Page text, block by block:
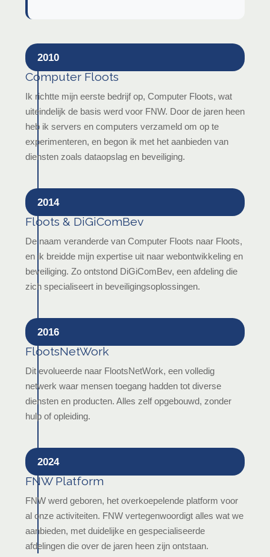
2010
Computer Floots
Ik richtte mijn eerste bedrijf op, Computer Floots, wat
uiteindelijk de basis werd voor FNW. Door de jaren heen
heb ik servers en computers verzameld om op te
experimenteren, en begon ik met het aanbieden van
diensten zoals dataopslag en beveiliging.
2014
Floots & DiGiComBev
De naam veranderde van Computer Floots naar Floots,
en ik breidde mijn expertise uit naar webontwikkeling en
beveiliging. Zo ontstond DiGiComBev, een afdeling die
zich specialiseert in beveiligingsoplossingen.
2016
FlootsNetWork
Dit evolueerde naar FlootsNetWork, een volledig
netwerk waar mensen toegang hadden tot diverse
diensten en producten. Alles zelf opgebouwd, zonder
hulp of opleiding.
2024
FNW Platform
FNW werd geboren, het overkoepelende platform voor
al onze activiteiten. FNW vertegenwoordigt alles wat we
aanbieden, met duidelijke en gespecialiseerde
afdelingen die over de jaren heen zijn ontstaan.